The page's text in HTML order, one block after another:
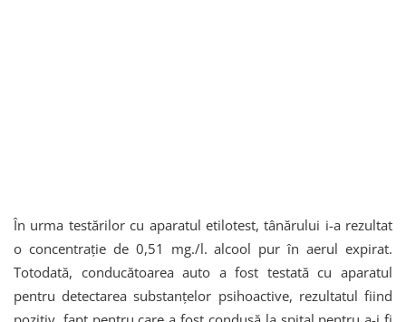
În urma testărilor cu aparatul etilotest, tânărului i-a rezultat
o concentrație de 0,51 mg./l. alcool pur în aerul expirat.
Totodată, conducătoarea auto a fost testată cu aparatul
pentru detectarea substanțelor psihoactive, rezultatul fiind